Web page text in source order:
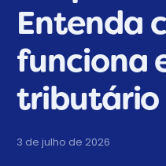
Entenda
funciona
tributário
3 de julho de 2026